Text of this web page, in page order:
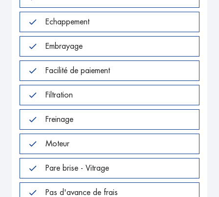
Echappement
Embrayage
Facilité de paiement
Filtration
Freinage
Moteur
Pare brise - Vitrage
Pas d'avance de frais